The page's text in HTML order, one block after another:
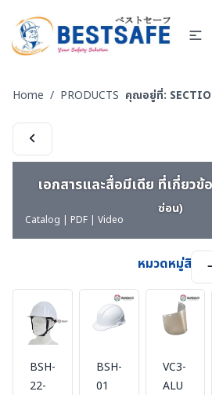
Home / PRODUCTS คุณอยู่ที่: SECTION 26
เอกสารและสื่อมีเดีย ที่เกี่ยวข้
ซ่อน)
Catalog | PDF | Video
หมวดหมู่สินค้
BSH-
22-
BSH-
01
VC3-
ALU